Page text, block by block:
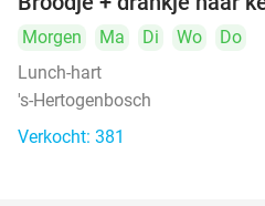
Morgen Ma Di Wo
Do
Lunch-hart
's-Hertogenbosch
Verkocht: 381